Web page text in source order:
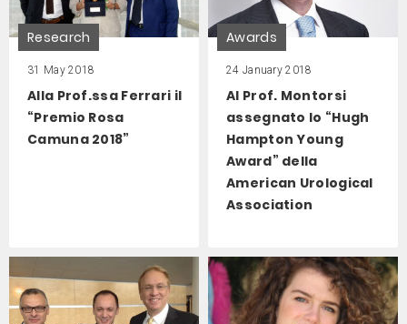
Research
31 May 2018
Alla Prof.ssa Ferrari il
“Premio Rosa
Camuna 2018”
Awards
24 January 2018
Al Prof. Montorsi
assegnato lo “Hugh
Hampton Young
Award” della
American Urological
Association